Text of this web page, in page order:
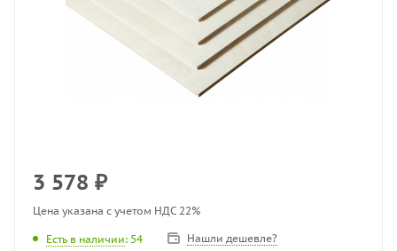
3 578 ₽
Цена указана с учетом НДС 22%
Есть в наличии: 54 Нашли дешевле?